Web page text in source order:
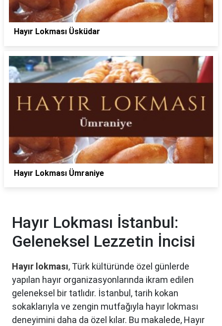
Hayır Lokması Üsküdar
Hayır Lokması Ümraniye
Hayır Lokması İstanbul:
Geleneksel Lezzetin İncisi
Hayır lokması, Türk kültüründe özel günlerde
yapılan hayır organizasyonlarında ikram edilen
geleneksel bir tatlıdır. İstanbul, tarih kokan
sokaklarıyla ve zengin mutfağıyla hayır lokması
deneyimini daha da özel kılar. Bu makalede, Hayır